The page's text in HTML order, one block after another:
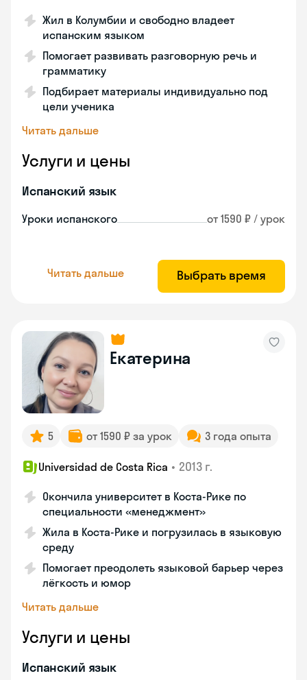
Жил в Колумбии и свободно владеет
испанским языком
Помогает развивать разговорную речь и
грамматику
Подбирает материалы индивидуально под
цели ученика
Читать дальше
Услуги и цены
Испанский язык
Уроки испанского от 1590 ₽ / урок
Читать дальше Выбрать время
Екатерина
5 от 1590 ₽ за урок 3 года опыта
Universidad de Costa Rica • 2013 г.
Окончила университет в Коста‑Рике по
специальности «менеджмент»
Жила в Коста‑Рике и погрузилась в языковую
среду
Помогает преодолеть языковой барьер через
лёгкость и юмор
Читать дальше
Услуги и цены
Испанский язык